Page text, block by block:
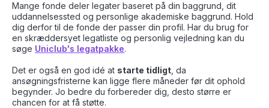
Mange fonde deler legater baseret på din baggrund, dit
uddannelsessted og personlige akademiske baggrund. Hold
dig derfor til de fonde der passer din profil. Har du brug for
en skræddersyet legatliste og personlig vejledning kan du
søge Uniclub's legatpakke.
Det er også en god idé at starte tidligt , da
ansøgningsfristerne kan ligge flere måneder før dit ophold
begynder. Jo bedre du forbereder dig, desto større er
chancen for at få støtte.